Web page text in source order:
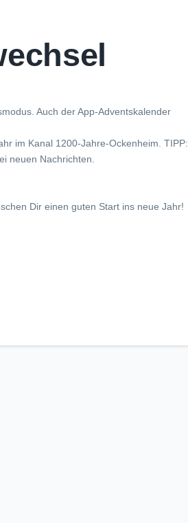
Auch der App-Adventskalender
im Kanal 1200-Jahre-Ockenheim. TIPP:
neuen Nachrichten.
Dir einen guten Start ins neue Jahr!